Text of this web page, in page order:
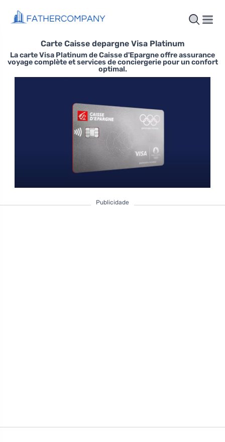
Carte Caisse depargne Visa Platinum
La carte Visa Platinum de Caisse d'Epargne offre assurance
voyage complète et services de conciergerie pour un confort
optimal.
Publicidade